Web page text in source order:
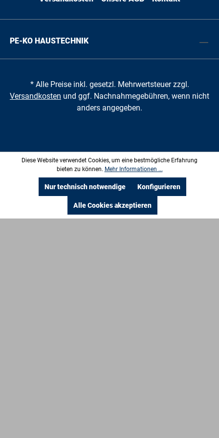
PE-KO HAUSTECHNIK
* Alle Preise inkl. gesetzl. Mehrwertsteuer zzgl.
Versandkosten und ggf. Nachnahmegebühren, wenn nicht
anders angegeben.
Diese Website verwendet Cookies, um eine bestmögliche Erfahrung
bieten zu können. Mehr Informationen ...
Nur technisch notwendige Konfigurieren
Alle Cookies akzeptieren